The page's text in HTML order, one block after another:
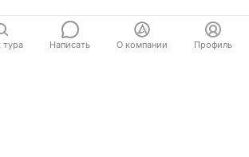
тура Написать О компании Профиль